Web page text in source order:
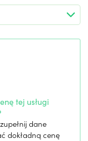
tej usługi
dane
dokładną cenę